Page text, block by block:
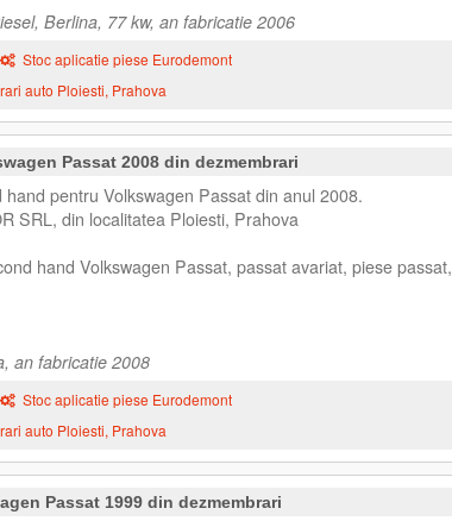
Berlina, 77 kw, an fabricatie 2006
Stoc aplicatie piese Eurodemont
auto Ploiesti, Prahova
Passat 2008 din dezmembrari
pentru Volkswagen Passat din anul 2008.
SRL, din localitatea Ploiesti, Prahova
hand Volkswagen Passat, passat avariat, piese passat,
an fabricatie 2008
Stoc aplicatie piese Eurodemont
auto Ploiesti, Prahova
Passat 1999 din dezmembrari